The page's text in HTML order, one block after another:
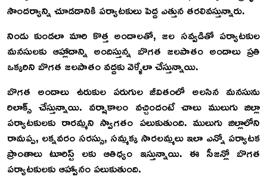
సౌందర్యాన్ని చూడడానికి పర్యాటకులు పెద్ద ఎత్తున తరలివస్తున్నారు.
నిండు కుండలా మారి కొత్త అందాలతో, జల సవ్వడితో పర్యాటకుల
మనసులకు ఆహ్లాదాన్ని అందిస్తున్న బొగత జలపాతం అందాలు ప్రతి
ఒక్కరిని బొగత జలపాతం వద్దకు వెళ్ళేలా చేస్తున్నాయి.
బొగత అందాలు ఉరుకుల పరుగుల జీవితంలో అలసిన మనసును
రిలాక్స్ చేస్తున్నాయి. వర్షాకాలం వచ్చిందంటే చాలు ములుగు జిల్లా
పర్యాటకులకు రారమ్మని స్వాగతం పలుకుతుంది. ములుగు జిల్లాలోని
రామప్ప, లక్నవరం సరస్సు, సమ్మక్క సారలమ్మలు ఇలా ఎన్నో పర్యాటక
ప్రాంతాలు టూరిస్ట్ లకు ఆతిధ్యం ఇస్తున్నాయి. ఈ సీజన్లో బొగత
పర్యాటకులకు ఆహ్వానం పలుకుతుంది.